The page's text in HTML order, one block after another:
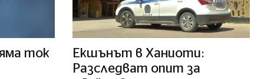
ток
Екшънът в Ханиоти:
Разследват опит за